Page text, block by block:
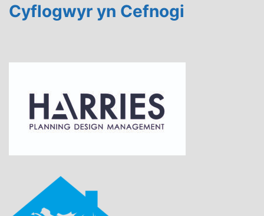
Cyflogwyr yn Cefnogi